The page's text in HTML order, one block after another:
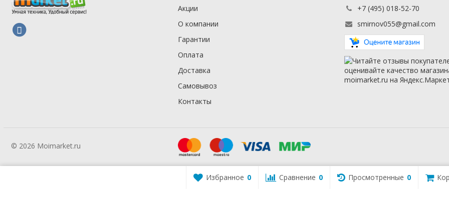
Акции
О компании
Гарантии
Оплата
Доставка
Самовывоз
Контакты
+7 (495) 018-52-70
smirnov055@gmail.com
© 2026 Moimarket.ru
Избранное 0 Сравнение 0 Просмотренные 0